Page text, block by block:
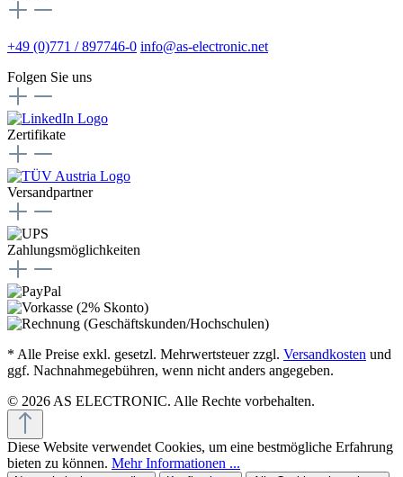
+49 (0)771 / 897746-0 info@as-electronic.net
Folgen Sie uns
Zertifikate
Versandpartner
Zahlungsmöglichkeiten
* Alle Preise exkl. gesetzl. Mehrwertsteuer zzgl. Versandkosten und
ggf. Nachnahmegebühren, wenn nicht anders angegeben.
© 2026 AS ELECTRONIC. Alle Rechte vorbehalten.
Diese Website verwendet Cookies, um eine bestmögliche Erfahrung
bieten zu können. Mehr Informationen ...